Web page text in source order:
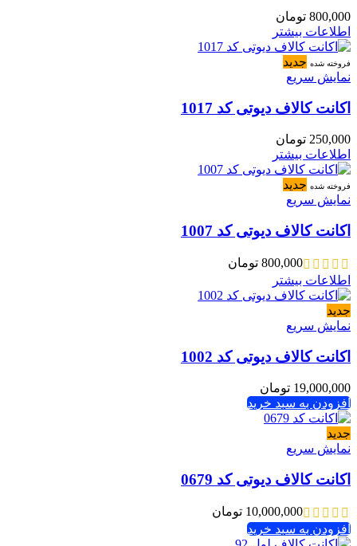
800,000 تومان
اطلاعات بیشتر
فروخته شده جدید
نمایش سریع
اکانت کالاف دیوتی کد 1017
250,000 تومان
اطلاعات بیشتر
فروخته شده جدید
نمایش سریع
اکانت کالاف دیوتی کد 1007
800,000 تومان
اطلاعات بیشتر
جدید
نمایش سریع
اکانت کالاف دیوتی کد 1002
19,000,000 تومان
افزودن به سبد خرید
جدید
نمایش سریع
اکانت کالاف دیوتی کد 0679
10,000,000 تومان
افزودن به سبد خرید